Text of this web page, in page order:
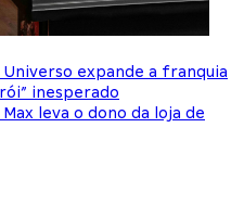
expande a franquia
inesperado
leva o dono da loja de